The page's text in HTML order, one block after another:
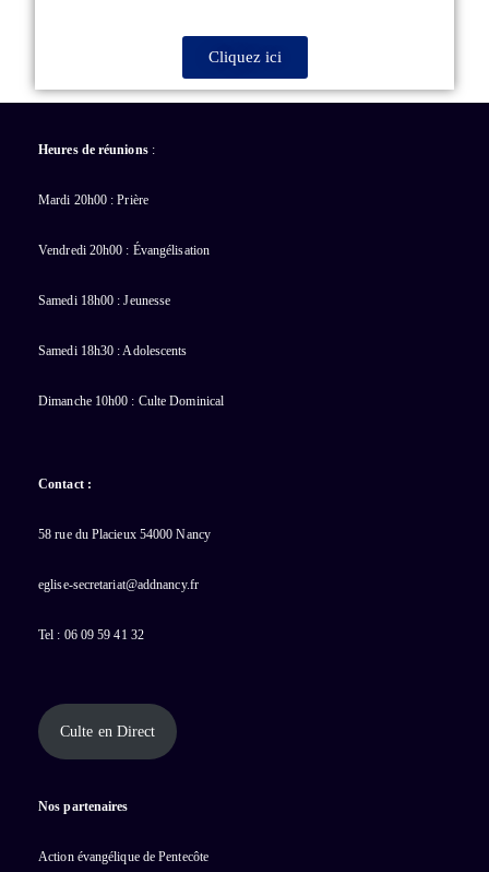
Cliquez ici
Heures de réunions:
Mardi 20h00 : Prière
Vendredi 20h00 : Évangélisation
Samedi 18h00 : Jeunesse
Samedi 18h30 : Adolescents
Dimanche 10h00 : Culte Dominical
Contact :
58 rue du Placieux 54000 Nancy
eglise-secretariat@addnancy.fr
Tel : 06 09 59 41 32
Culte en Direct
Nos partenaires
Action évangélique de Pentecôte